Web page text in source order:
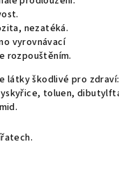
nezatéká.
vyrovnávací
rozpouštěním.
látky škodlivé pro
toluen,